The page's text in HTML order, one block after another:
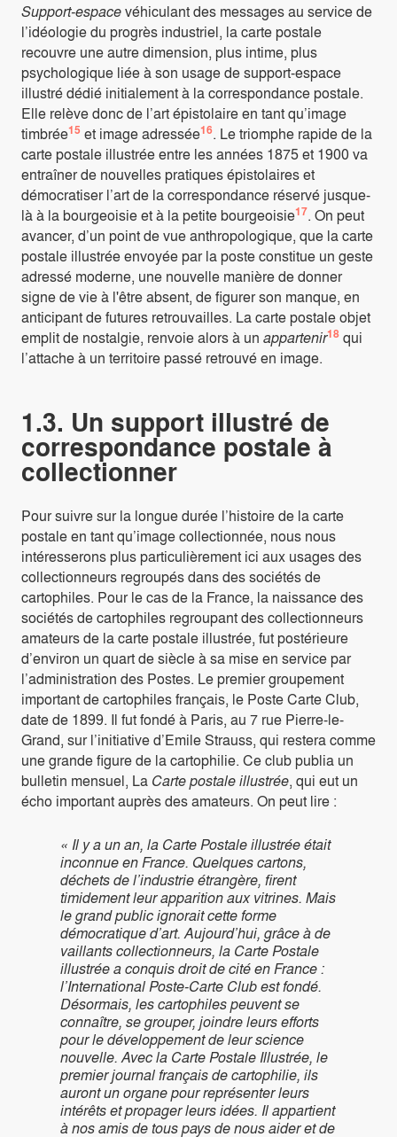
Support-espacevéhiculant des messages au service de
l’idéologie du progrès industriel, la carte postale
recouvre une autre dimension, plus intime, plus
psychologique liée à son usage de support-espace
illustré dédié initialement à la correspondance postale.
Elle relève donc de l’art épistolaire en tant qu’image
timbrée15 et image adressée16. Le triomphe rapide de la
carte postale illustrée entre les années 1875 et 1900 va
entraîner de nouvelles pratiques épistolaires et
démocratiser l’art de la correspondance réservé jusque-
là à la bourgeoisie et à la petite bourgeoisie17. On peut
avancer, d’un point de vue anthropologique, que la carte
postale illustrée envoyée par la poste constitue un geste
adressé moderne, une nouvelle manière de donner
signe de vie à l'être absent, de figurer son manque, en
anticipant de futures retrouvailles. La carte postale objet
emplit de nostalgie, renvoie alors à un appartenir18 qui
l’attache à un territoire passé retrouvé en image.
1.3. Un support illustré de
correspondance postale à
collectionner
Pour suivre sur la longue durée l’histoire de la carte
postale en tant qu’image collectionnée, nous nous
intéresserons plus particulièrement ici aux usages des
collectionneurs regroupés dans des sociétés de
cartophiles. Pour le cas de la France, la naissance des
sociétés de cartophiles regroupant des collectionneurs
amateurs de la carte postale illustrée, fut postérieure
d’environ un quart de siècle à sa mise en service par
l’administration des Postes. Le premier groupement
important de cartophiles français, le Poste Carte Club,
date de 1899. Il fut fondé à Paris, au 7 rue Pierre-le-
Grand, sur l’initiative d’Emile Strauss, qui restera comme
une grande figure de la cartophilie. Ce club publia un
bulletin mensuel, La Carte postale illustrée, qui eut un
écho important auprès des amateurs. On peut lire :
« Il y a un an, la Carte Postale illustrée était
inconnue en France. Quelques cartons,
déchets de l’industrie étrangère, firent
timidement leur apparition aux vitrines. Mais
le grand public ignorait cette forme
démocratique d’art. Aujourd’hui, grâce à de
vaillants collectionneurs, la Carte Postale
illustrée a conquis droit de cité en France :
l’International Poste-Carte Club est fondé.
Désormais, les cartophiles peuvent se
connaître, se grouper, joindre leurs efforts
pour le développement de leur science
nouvelle. Avec la Carte Postale Illustrée, le
premier journal français de cartophilie, ils
auront un organe pour représenter leurs
intérêts et propager leurs idées. Il appartient
à nos amis de tous pays de nous aider et de